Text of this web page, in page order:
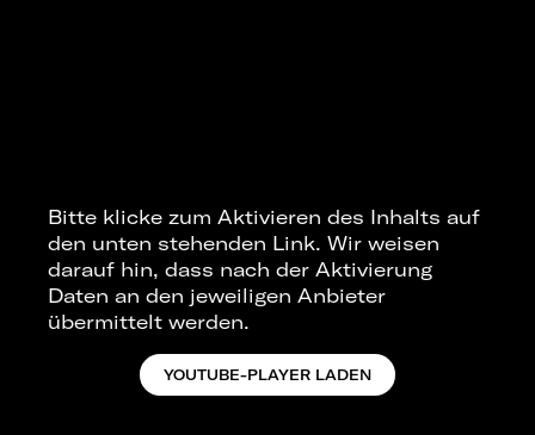
Bitte klicke zum Aktivieren des Inhalts auf
den unten stehenden Link. Wir weisen
darauf hin, dass nach der Aktivierung
Daten an den jeweiligen Anbieter
übermittelt werden.
YOUTUBE-PLAYER LADEN